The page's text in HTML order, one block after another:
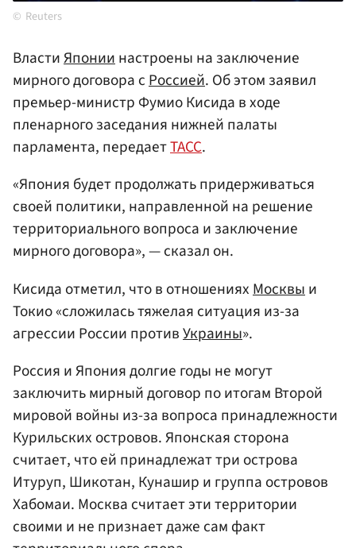
Reuters
ВластиЯпониинастроены на заключение
мирного договора сРоссией. Об этом заявил
премьер-министр Фумио Кисида в ходе
пленарного заседания нижней палаты
парламента, передаетТАСС.
«Япония будет продолжать придерживаться
своей политики, направленной на решение
территориального вопроса и заключение
мирного договора», — сказал он.
Кисида отметил, что в отношениях Москвы и
Токио «сложилась тяжелая ситуация из-за
агрессии России противУкраины».
Россия и Япония долгие годы не могут
заключить мирный договор по итогам Второй
мировой войны из-за вопроса принадлежности
Курильских островов. Японская сторона
считает, что ей принадлежат три острова
Итуруп, Шикотан, Кунашир и группа островов
Хабомаи. Москва считает эти территории
своими и не признает даже сам факт